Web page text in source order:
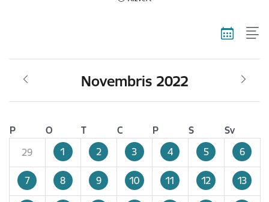
Novembris 2022
P O T C P S
Sv
29
1 2 3 4 5 6
7 8 9 10 11 12 13